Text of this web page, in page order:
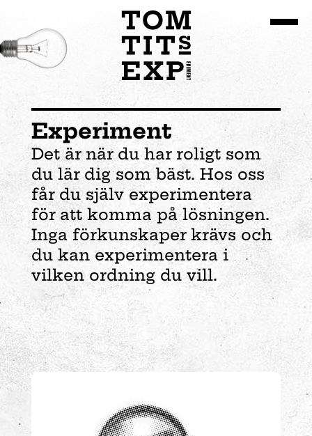
Experiment
Det är när du har roligt som
du lär dig som bäst. Hos oss
får du själv experimentera
för att komma på lösningen.
Inga förkunskaper krävs och
du kan experimentera i
vilken ordning du vill.
Över 400 aha-upplevelser